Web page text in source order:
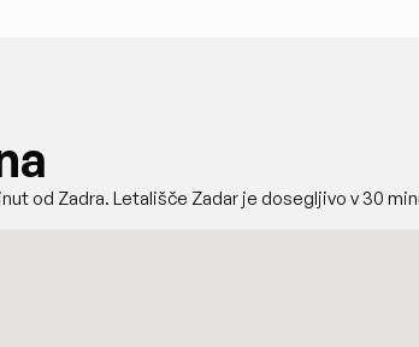
od Zadra. Letališče Zadar je dosegljivo v 30